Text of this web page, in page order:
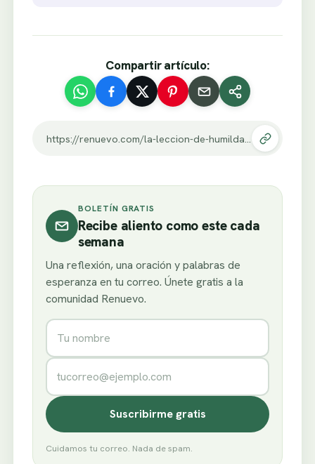
Compartir artículo:
https://renuevo.com/la-leccion-de-humildad-que-un-mesero-novato-jamas-olvido.html
BOLETÍN GRATIS
Recibe aliento como este cada
semana
Una reflexión, una oración y palabras de
esperanza en tu correo. Únete gratis a la
comunidad Renuevo.
Nombre
Correo electrónico
Suscribirme gratis
Cuidamos tu correo. Nada de spam.